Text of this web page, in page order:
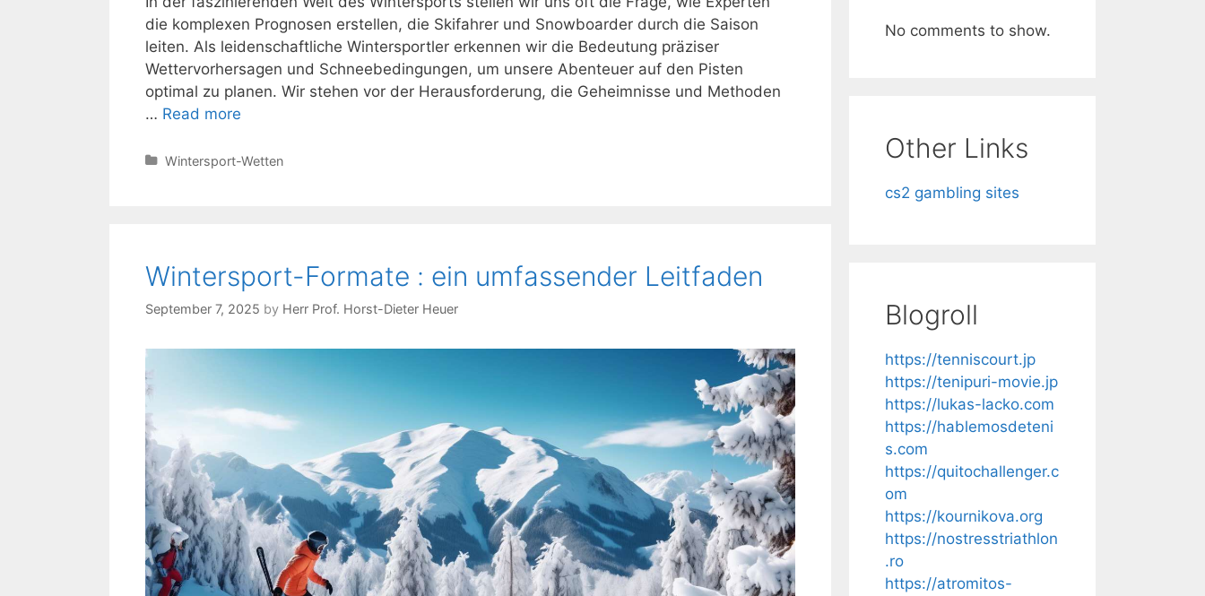
die komplexen Prognosen erstellen, die Skifahrer und Snowboarder durch die Saison
leiten. Als leidenschaftliche Wintersportler erkennen wir die Bedeutung präziser
Wettervorhersagen und Schneebedingungen, um unsere Abenteuer auf den Pisten
optimal zu planen. Wir stehen vor der Herausforderung, die Geheimnisse und Methoden
… Read more
Wintersport
erklärt
Categories
Wintersport-Wetten
Wintersport-Formate : ein umfassender Leitfaden
September 7, 2025 by Herr Prof. Horst-Dieter Heuer
No comments to show.
Other Links
cs2 gambling sites
Blogroll
https://tenniscourt.jp
https://tenipuri-movie.jp
https://lukas-lacko.com
https://hablemosdeteni
s.com
https://quitochallenger.c
om
https://kournikova.org
https://nostresstriathlon
.ro
https://atromitos-